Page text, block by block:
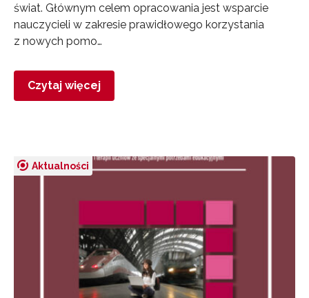
świat. Głównym celem opracowania jest wsparcie
nauczycieli w zakresie prawidłowego korzystania
z nowych pomo…
Czytaj więcej
Aktualności